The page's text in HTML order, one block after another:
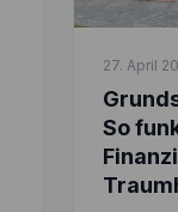
27. April
So